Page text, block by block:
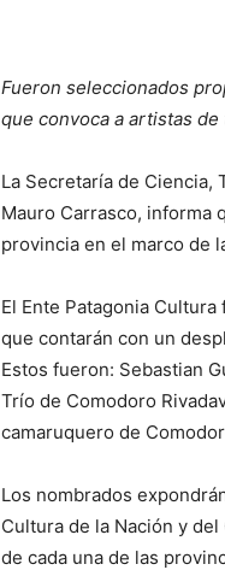
Fueron seleccionados
que convoca a artistas de
La Secretaría de Ciencia,
Mauro Carrasco, informa
provincia en el marco de
El Ente Patagonia
que contarán con un
Estos fueron: Sebastian
Trío de Comodoro
camaruquero de
Los nombrados
Cultura de la Nación y
de cada una de las